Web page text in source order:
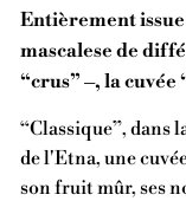
Entièrement
mascalese de
“crus” –, la
“Classique”, dans
de l'Etna, une
son fruit mûr, ses